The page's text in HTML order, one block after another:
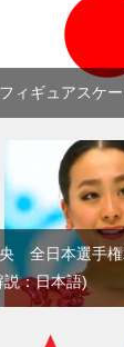
ィギュアスケ
全日本選手
：日本語)